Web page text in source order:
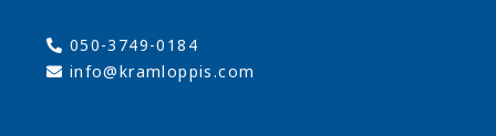
050-3749-0184
info@kramloppis.com